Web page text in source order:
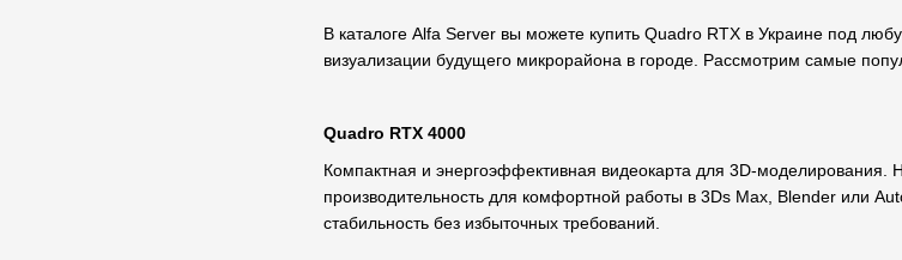
В каталоге Alfa Server вы можете купить Quadro RTX в Украине под
визуализации будущего микрорайона в городе. Рассмотрим самые
Quadro RTX 4000
Компактная и энергоэффективная видеокарта для 3D-
производительность для комфортной работы в 3Ds Max, Blender или
стабильность без избыточных требований.